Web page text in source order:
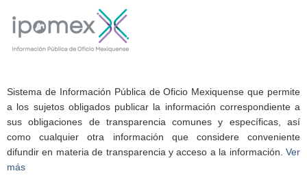
Sistema de Información Pública de Oficio Mexiquense que permite
a los sujetos obligados publicar la información correspondiente a
sus obligaciones de transparencia comunes y específicas, así
como cualquier otra información que considere conveniente
difundir en materia de transparencia y acceso a la información. Ver
más